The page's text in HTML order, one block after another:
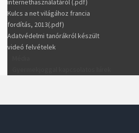
internethasználatáról (.pdf)
Kulcs a net világához francia
fordítás, 2013(.pdf)
Adatvédelmi tanórákról készült
videó felvételek